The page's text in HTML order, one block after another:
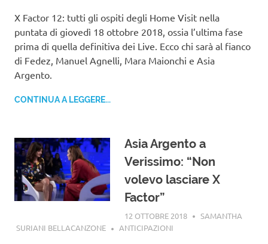
X Factor 12: tutti gli ospiti degli Home Visit nella
puntata di giovedì 18 ottobre 2018, ossia l’ultima fase
prima di quella definitiva dei Live. Ecco chi sarà al fianco
di Fedez, Manuel Agnelli, Mara Maionchi e Asia
Argento.
CONTINUA A LEGGERE...
Asia Argento a
Verissimo: “Non
volevo lasciare X
Factor”
12 OTTOBRE 2018
SAMANTHA
SURIANI BELLACANZONE
ANTICIPAZIONI